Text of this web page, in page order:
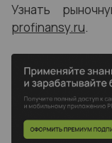
Узнать
profinansy.ru.